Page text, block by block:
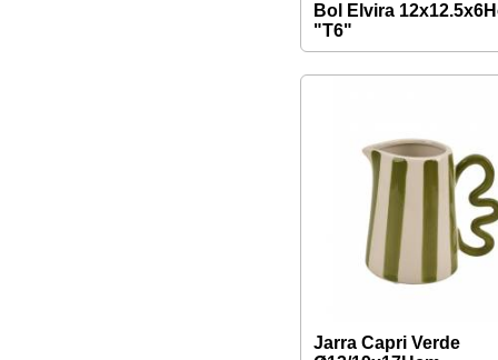
Bol Elvira
"T6"
Jarra Capri Verde